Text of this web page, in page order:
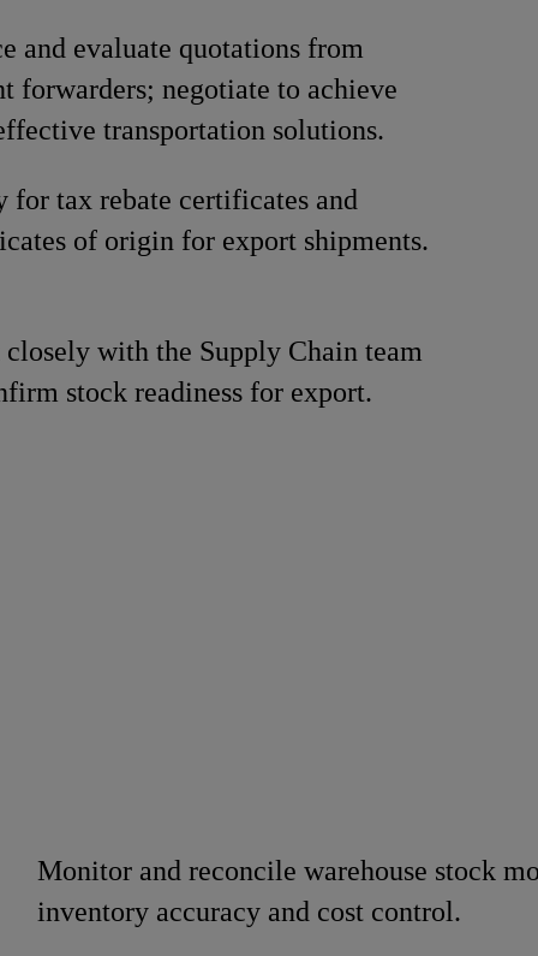
and evaluate quotations from
forwarders; negotiate to achieve
transportation solutions.
for tax rebate certificates and
of origin for export shipments.
with the Supply Chain team
stock readiness for export.
Monitor and reconcile warehouse stock
inventory accuracy and cost